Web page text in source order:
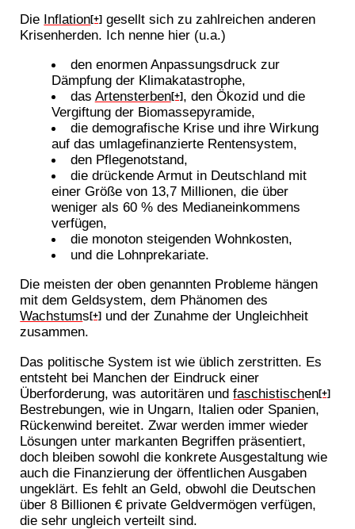
Die Inflation[+] gesellt sich zu zahlreichen anderen
Krisenherden. Ich nenne hier (u.a.)
den enormen Anpassungsdruck zur
Dämpfung der Klimakatastrophe,
das Artensterben[+], den Ökozid und die
Vergiftung der Biomassepyramide,
die demografische Krise und ihre Wirkung
auf das umlagefinanzierte Rentensystem,
den Pflegenotstand,
die drückende Armut in Deutschland mit
einer Größe von 13,7 Millionen, die über
weniger als 60 % des Medianeinkommens
verfügen,
die monoton steigenden Wohnkosten,
und die Lohnprekariate.
Die meisten der oben genannten Probleme hängen
mit dem Geldsystem, dem Phänomen des
Wachstums[+] und der Zunahme der Ungleichheit
zusammen.
Das politische System ist wie üblich zerstritten. Es
entsteht bei Manchen der Eindruck einer
Überforderung, was autoritären undfaschistischen[+]
Bestrebungen, wie in Ungarn, Italien oder Spanien,
Rückenwind bereitet. Zwar werden immer wieder
Lösungen unter markanten Begriffen präsentiert,
doch bleiben sowohl die konkrete Ausgestaltung wie
auch die Finanzierung der öffentlichen Ausgaben
ungeklärt. Es fehlt an Geld, obwohl die Deutschen
über 8 Billionen € private Geldvermögen verfügen,
die sehr ungleich verteilt sind.